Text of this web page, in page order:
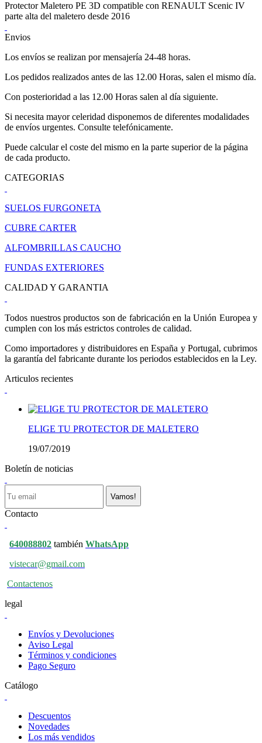
Protector Maletero PE 3D compatible con RENAULT Scenic IV
parte alta del maletero desde 2016
Envios
Los envíos se realizan por mensajería 24-48 horas.
Los pedidos realizados antes de las 12.00 Horas, salen el mismo día.
Con posterioridad a las 12.00 Horas salen al día siguiente.
Si necesita mayor celeridad disponemos de diferentes modalidades
de envíos urgentes. Consulte telefónicamente.
Puede calcular el coste del mismo en la parte superior de la página
de cada producto.
CATEGORIAS
SUELOS FURGONETA
CUBRE CARTER
ALFOMBRILLAS CAUCHO
FUNDAS EXTERIORES
CALIDAD Y GARANTIA
Todos nuestros productos son de fabricación en la Unión Europea y
cumplen con los más estrictos controles de calidad.
Como importadores y distribuidores en España y Portugal, cubrimos
la garantía del fabricante durante los periodos establecidos en la Ley.
Articulos recientes
ELIGE TU PROTECTOR DE MALETERO
19/07/2019
Boletín de noticias
Vamos!
Contacto
640088802 también WhatsApp
vistecar@gmail.com
Contactenos
legal
Envíos y Devoluciones
Aviso Legal
Términos y condiciones
Pago Seguro
Catálogo
Descuentos
Novedades
Los más vendidos